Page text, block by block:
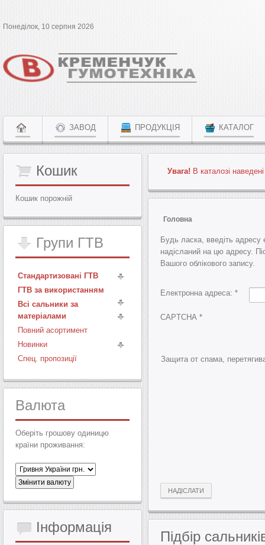
Понеділок, 10 серпня 2026
ЗАВОД ПРОДУКЦІЯ КАТАЛОГ
Увага! В каталозі
Головна
Будь ласка, введіть адресу
надісланий на цю адресу.
Вашого облікового запису.
Електронна адреса: *
CAPTCHA *
Защита от спама,
НАДІСЛАТИ
Підбір
Кошик
Кошик порожній
Групи ГТВ
Стандартизовані ГТВ
ГТВ за використанням
Всі сальники за
матеріалами
Повний асортимент
Новинки
Спец. пропозиції
Валюта
Оберіть грошову одиницю
країни проживання:
Інформація